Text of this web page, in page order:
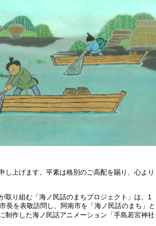
し上げます。平素は格別のご高配を賜り、心より
取り組む「海ノ民話のまちプロジェクト」は、1
長を表敬訪問し、阿南市を「海ノ民話のまち」と
制作した海ノ民話アニメーション「手島若宮神社